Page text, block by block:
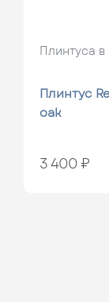
Плинтуса
Плинтус
oak
3 400 ₽